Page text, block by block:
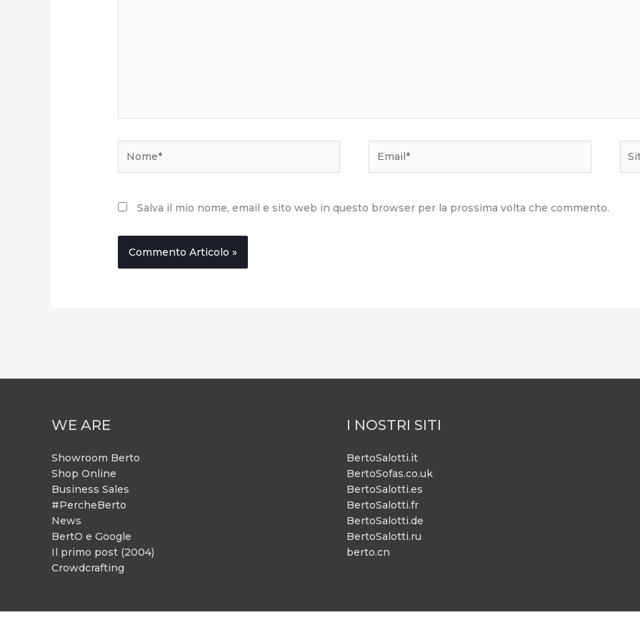
Salva il mio nome, email e sito web in questo browser per la prossima volta che commento.
WE ARE
Showroom Berto
Shop Online
Business Sales
#PercheBerto
News
BertO e Google
Il primo post (2004)
Crowdcrafting
I NOSTRI SITI
BertoSalotti.it
BertoSofas.co.uk
BertoSalotti.es
BertoSalotti.fr
BertoSalotti.de
BertoSalotti.ru
berto.cn